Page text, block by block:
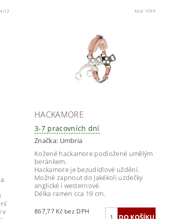
12
v
Kód: 1099
HACKAMORE
3-7 pracovních dní
Značka: Umbria
Kožené hackamore podložené umělým
beránkem.
Hackamore je bezudidlové uždění.
Možné zapnout do jakékoli uzdečky
anglické i westernové.
Délka ramen cca 19 cm.
867,77 Kč bez DPH